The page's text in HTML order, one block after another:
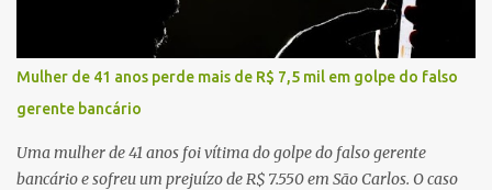
da atenção básica, da infraestrutura hospitalar e da
regionalização dos serviços de saúde. Entretanto, em um cenário
de demandas crescentes e recursos necessariamente limitados, a
principal missão da gestão pública não é apenas investir mais,
mas decidir melhor onde investir para produzir o maior benefício
possível à população. Essa reflexão encontra respaldo tanto na
teoria da admini...
Mulher de 41 anos perde mais de R$ 7,5 mil em golpe do falso
gerente bancário
Uma mulher de 41 anos foi vítima do golpe do falso gerente
bancário e sofreu um prejuízo de R$ 7.550 em São Carlos. O caso